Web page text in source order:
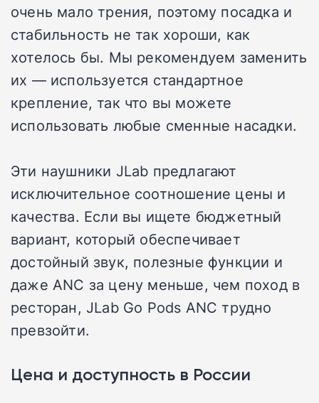
очень мало трения, поэтому посадка и
стабильность не так хороши, как
хотелось бы. Мы рекомендуем заменить
их — используется стандартное
крепление, так что вы можете
использовать любые сменные насадки.
Эти наушники JLab предлагают
исключительное соотношение цены и
качества. Если вы ищете бюджетный
вариант, который обеспечивает
достойный звук, полезные функции и
даже ANC за цену меньше, чем поход в
ресторан, JLab Go Pods ANC трудно
превзойти.
Цена и доступность в России